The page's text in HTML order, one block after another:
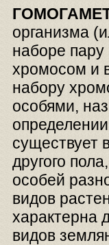
организма
наборе пару
хромосом и
набору
особями,
существует
другого
особей
видов
характерна
видов